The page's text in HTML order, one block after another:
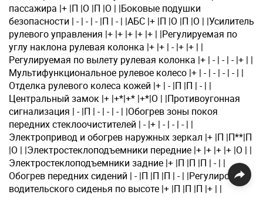
пассажира |+ |П |О |П |О | |Боковые подушки
безопасности | - | - | - |П | - | |АБС |+ |П |О |П |О | |Усилитель
рулевого управления |+ |+ |+ |+ |+ | |Регулируемая по
углу наклона рулевая колонка |+ |+ | - |+ |+ | |
Регулируемая по вылету рулевая колонка |+ | - | - | - |+ | |
Мультифункциональное рулевое колесо |+ | - | - | - | - | |
Отделка рулевого колеса кожей |+ | - |П |П | - | |
Центральный замок |+ |+*|+* |+*|О | |Противоугонная
сигнализация | - |П | - | - | - | |Обогрев зоны покоя
передних стеклоочистителей | - |+ | - | - | - | |
Электропривод и обогрев наружных зеркал |+ |П |П**|П
|О | |Электростеклоподъемники передние |+ |+ |+ |+ |О | |
Электростеклоподъемники задние |+ |П |П |П | - | |
Обогрев передних сидений | - |П |П |П | - | |Регулировка
водительского сиденья по высоте |+ |П |П |П |+ | |